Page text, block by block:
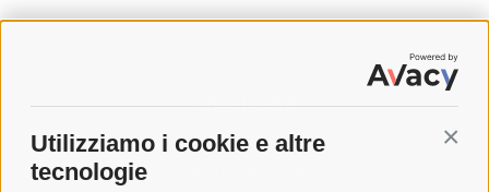
Utilizziamo i cookie e altre
tecnologie
SPEDIZIONI
COSTI DI SPEDIZIONE